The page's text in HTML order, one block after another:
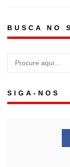
BUSCA NO
SIGA-NOS